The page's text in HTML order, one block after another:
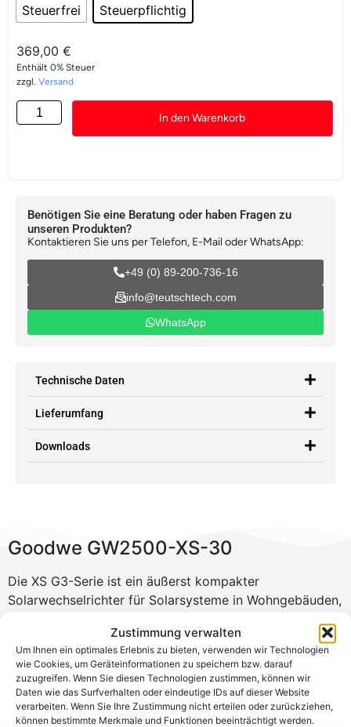
Zustimmung verwalten
Um Ihnen ein optimales Erlebnis zu bieten, verwenden wir Technologien
wie Cookies, um Geräteinformationen zu speichern bzw. darauf
zuzugreifen. Wenn Sie diesen Technologien zustimmen, können wir
Daten wie das Surfverhalten oder eindeutige IDs auf dieser Website
verarbeiten. Wenn Sie Ihre Zustimmung nicht erteilen oder zurückziehen,
können bestimmte Merkmale und Funktionen beeinträchtigt werden.
Steuerfrei Steuerpflichtig
369,00 €
Enthält 0% Steuer
zzgl. Versand
In den Warenkorb
Technische Daten
Lieferumfang
Downloads
Benötigen Sie eine Beratung oder haben Fragen zu
unseren Produkten?
Kontaktieren Sie uns per Telefon, E-Mail oder WhatsApp:
+49 (0) 89-200-736-16
info@teutschtech.com
WhatsApp
Goodwe GW2500-XS-30
Die XS G3-Serie ist ein äußerst kompakter
Solarwechselrichter für Solarsysteme in Wohngebäuden,
ausgelegt ist. Er wird im Inneren des Hauses oder an
einer Außenwand installiert. Der XS G3 unterstützt
mehrere Smart-Home-Integrationsprotokolle und ist mit
Hochleistungs-Solarmodulen von bis zu 16 A
kompatibel. Zusätzliche Funktionen, wie z. B. die